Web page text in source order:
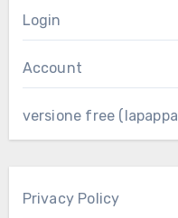
Login
Account
versione free
Privacy Policy